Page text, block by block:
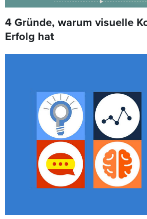
4 Gründe, warum visuelle
Erfolg hat